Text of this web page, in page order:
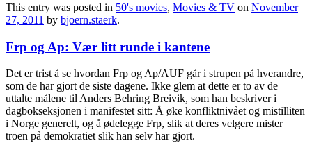
This entry was posted in 50's movies, Movies & TV on November
27, 2011 by bjoern.staerk.
Frp og Ap: Vær litt runde i kantene
Det er trist å se hvordan Frp og Ap/AUF går i strupen på hverandre,
som de har gjort de siste dagene. Ikke glem at dette er to av de
uttalte målene til Anders Behring Breivik, som han beskriver i
dagbokseksjonen i manifestet sitt: Å øke konfliktnivået og mistilliten
i Norge generelt, og å ødelegge Frp, slik at deres velgere mister
troen på demokratiet slik han selv har gjort.